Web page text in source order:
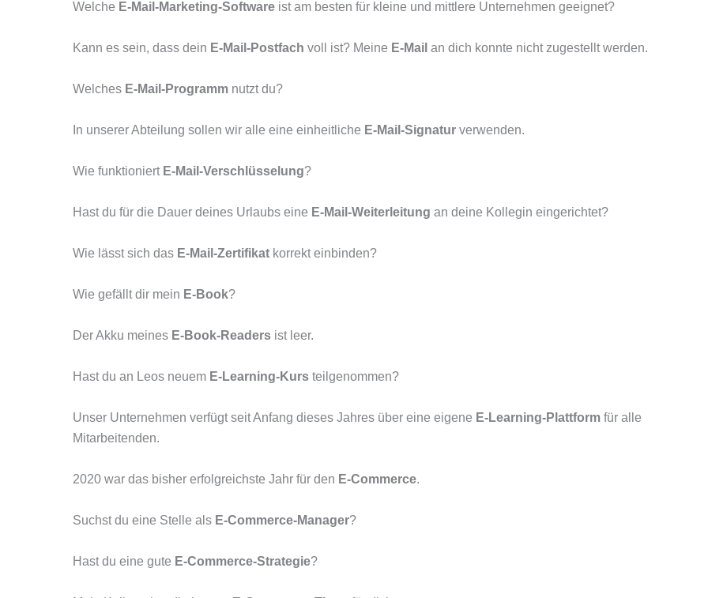
Welche E-Mail-Marketing-Software ist am besten für kleine und mittlere Unternehmen geeignet?
Kann es sein, dass dein E-Mail-Postfach voll ist? Meine E-Mail an dich konnte nicht zugestellt werden.
Welches E-Mail-Programm nutzt du?
In unserer Abteilung sollen wir alle eine einheitliche E-Mail-Signatur verwenden.
Wie funktioniert E-Mail-Verschlüsselung?
Hast du für die Dauer deines Urlaubs eine E-Mail-Weiterleitung an deine Kollegin eingerichtet?
Wie lässt sich das E-Mail-Zertifikat korrekt einbinden?
Wie gefällt dir mein E-Book?
Der Akku meines E-Book-Readers ist leer.
Hast du an Leos neuem E-Learning-Kurs teilgenommen?
Unser Unternehmen verfügt seit Anfang dieses Jahres über eine eigene E-Learning-Plattform für alle
Mitarbeitenden.
2020 war das bisher erfolgreichste Jahr für den E-Commerce.
Suchst du eine Stelle als E-Commerce-Manager?
Hast du eine gute E-Commerce-Strategie?